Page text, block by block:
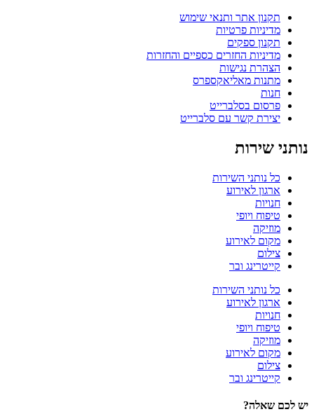
תקנון אתר ותנאי שימוש
מדיניות פרטיות
תקנון ספקים
מדיניות החזרים כספיים והחזרות
הצהרת נגישות
מתנות מאליאקספרס
חנות
פרסום בסלברייט
יצירת קשר עם סלברייט
נותני שירות
כל נותני השירות
ארגון לאירוע
חנויות
טיפוח ויופי
מוזיקה
מקום לאירוע
צילום
קייטרינג ובר
כל נותני השירות
ארגון לאירוע
חנויות
טיפוח ויופי
מוזיקה
מקום לאירוע
צילום
קייטרינג ובר
יש לכם שאלה?